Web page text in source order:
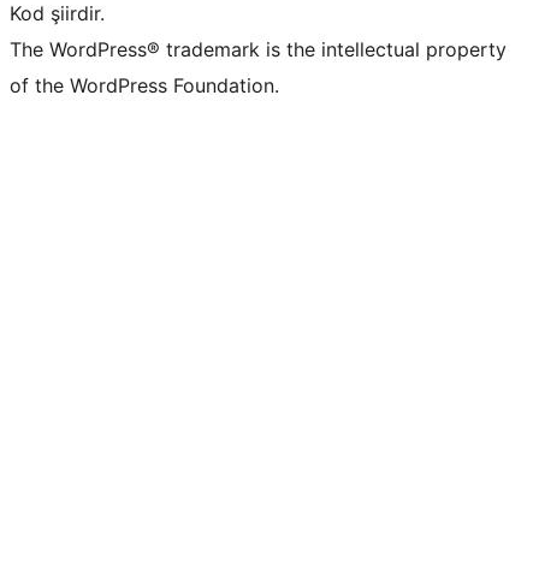
Kod şiirdir.
The WordPress® trademark is the intellectual property
of the WordPress Foundation.